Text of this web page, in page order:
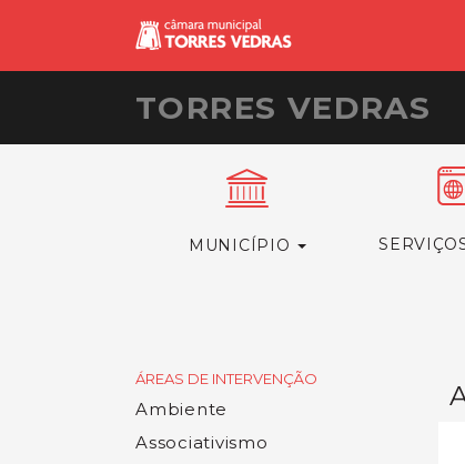
TORRES VEDRAS
MUNICÍPIO
ÁREAS DE INTERVENÇÃO
Ambiente
Associativismo